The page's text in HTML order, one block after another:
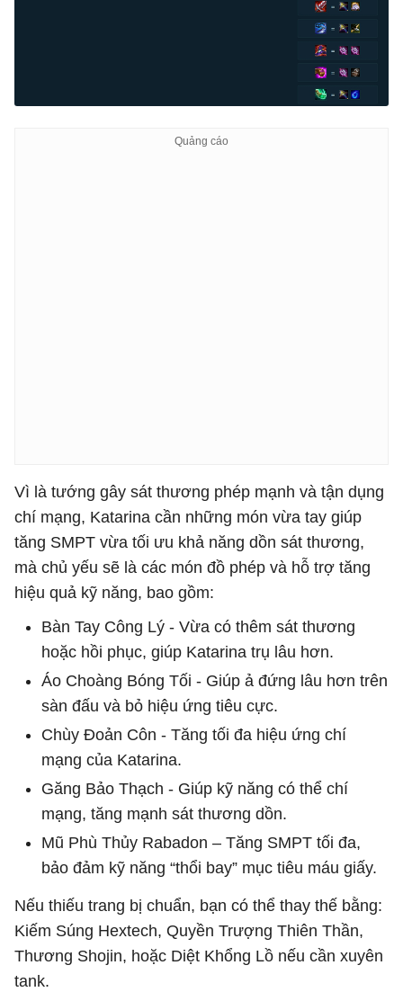
Vì là tướng gây sát thương phép mạnh và tận dụng
chí mạng, Katarina cần những món vừa tay giúp
tăng SMPT vừa tối ưu khả năng dồn sát thương,
mà chủ yếu sẽ là các món đồ phép và hỗ trợ tăng
hiệu quả kỹ năng, bao gồm:
Bàn Tay Công Lý - Vừa có thêm sát thương
hoặc hồi phục, giúp Katarina trụ lâu hơn.
Áo Choàng Bóng Tối - Giúp ả đứng lâu hơn trên
sàn đấu và bỏ hiệu ứng tiêu cực.
Chùy Đoản Côn - Tăng tối đa hiệu ứng chí
mạng của Katarina.
Găng Bảo Thạch - Giúp kỹ năng có thể chí
mạng, tăng mạnh sát thương dồn.
Mũ Phù Thủy Rabadon – Tăng SMPT tối đa,
bảo đảm kỹ năng “thổi bay” mục tiêu máu giấy.
Nếu thiếu trang bị chuẩn, bạn có thể thay thế bằng:
Kiếm Súng Hextech, Quyền Trượng Thiên Thần,
Thương Shojin, hoặc Diệt Khổng Lồ nếu cần xuyên
tank.